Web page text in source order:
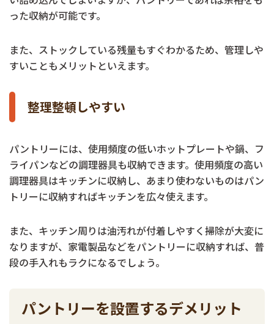
った収納が可能です。
また、ストックしている残量もすぐわかるため、管理しや
すいこともメリットといえます。
整理整頓しやすい
パントリーには、使用頻度の低いホットプレートや鍋、フ
ライパンなどの調理器具も収納できます。使用頻度の高い
調理器具はキッチンに収納し、あまり使わないものはパン
トリーに収納すればキッチンを広々使えます。
また、キッチン周りは油汚れが付着しやすく掃除が大変に
なりますが、家電製品などをパントリーに収納すれば、普
段の手入れもラクになるでしょう。
パントリーを設置するデメリット